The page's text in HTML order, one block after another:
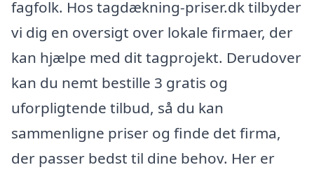
fagfolk. Hos tagdækning-priser.dk tilbyder
vi dig en oversigt over lokale firmaer, der
kan hjælpe med dit tagprojekt. Derudover
kan du nemt bestille 3 gratis og
uforpligtende tilbud, så du kan
sammenligne priser og finde det firma,
der passer bedst til dine behov. Her er